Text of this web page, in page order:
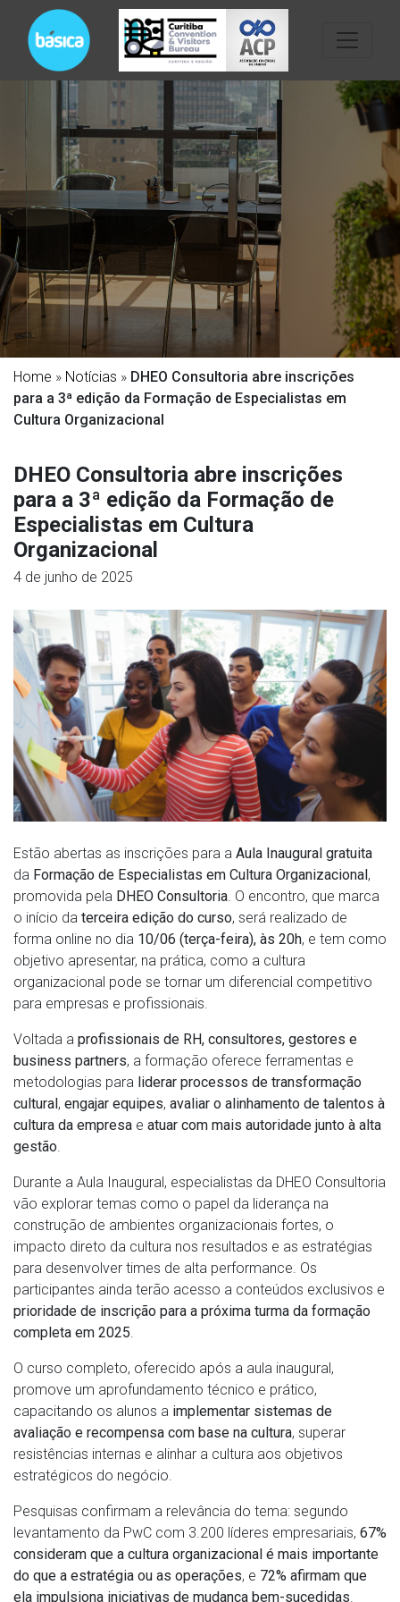
Home » Notícias » DHEO Consultoria abre inscrições
para a 3ª edição da Formação de Especialistas em
Cultura Organizacional
DHEO Consultoria abre inscrições
para a 3ª edição da Formação de
Especialistas em Cultura
Organizacional
4 de junho de 2025
Estão abertas as inscrições para a Aula Inaugural gratuita
da Formação de Especialistas em Cultura Organizacional,
promovida pela DHEO Consultoria . O encontro, que marca
o início da terceira edição do curso, será realizado de
forma online no dia 10/06 (terça-feira), às 20h, e tem como
objetivo apresentar, na prática, como a cultura
organizacional pode se tornar um diferencial competitivo
para empresas e profissionais.
Voltada a profissionais de RH, consultores, gestores e
business partners, a formação oferece ferramentas e
metodologias para liderar processos de transformação
cultural, engajar equipes, avaliar o alinhamento de talentos à
cultura da empresa e atuar com mais autoridade junto à alta
gestão
Durante a Aula Inaugural, especialistas da DHEO Consultoria
vão explorar temas como o papel da liderança na
construção de ambientes organizacionais fortes, o
impacto direto da cultura nos resultados e as estratégias
para desenvolver times de alta performance. Os
participantes ainda terão acesso a conteúdos exclusivos e
prioridade de inscrição para a próxima turma da formação
completa em 2025
O curso completo, oferecido após a aula inaugural,
promove um aprofundamento técnico e prático,
capacitando os alunos a implementar sistemas de
avaliação e recompensa com base na cultura, superar
resistências internas e alinhar a cultura aos objetivos
estratégicos do negócio.
Pesquisas confirmam a relevância do tema: segundo
levantamento da PwC com 3.200 líderes empresariais, 67%
consideram que a cultura organizacional é mais importante
do que a estratégia ou as operações, e 72% afirmam que
ela impulsiona iniciativas de mudança bem-sucedidas